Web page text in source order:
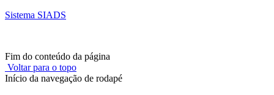
Sistema SIADS
Fim do conteúdo da página
Voltar para o topo
Início da navegação de rodapé